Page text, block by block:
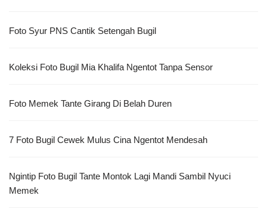
Foto Syur PNS Cantik Setengah Bugil
Koleksi Foto Bugil Mia Khalifa Ngentot Tanpa Sensor
Foto Memek Tante Girang Di Belah Duren
7 Foto Bugil Cewek Mulus Cina Ngentot Mendesah
Ngintip Foto Bugil Tante Montok Lagi Mandi Sambil Nyuci
Memek